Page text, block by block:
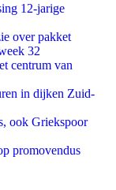
12-jarige
over pakket
32
centrum van
in dijken Zuid-
ook Griekspoor
promovendus